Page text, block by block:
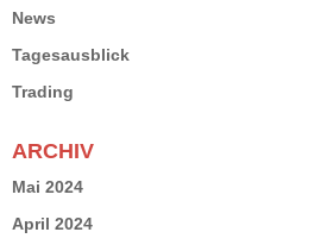
News
Tagesausblick
Trading
ARCHIV
Mai 2024
April 2024